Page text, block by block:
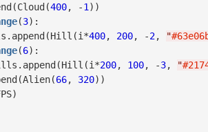
400, -1 ))
(3):
400, 200, -2, "
(6):
200, 100, -3, "
66, 320))